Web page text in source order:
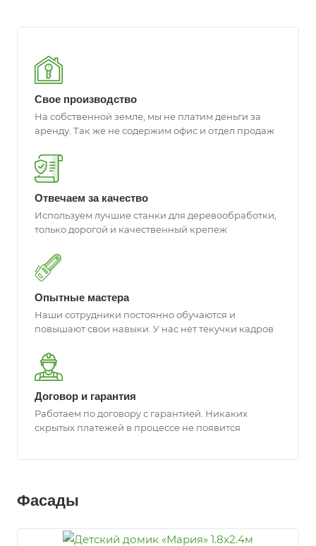
Свое производство
На собственной земле, мы не платим деньги за
аренду. Так же не содержим офис и отдел продаж
Отвечаем за качество
Используем лучшие станки для деревообработки,
только дорогой и качественный крепеж
Опытные мастера
Наши сотрудники постоянно обучаются и
повышают свои навыки. У нас нет текучки кадров
Договор и гарантия
Работаем по договору с гарантией. Никаких
скрытых платежей в процессе не появится
Фасады